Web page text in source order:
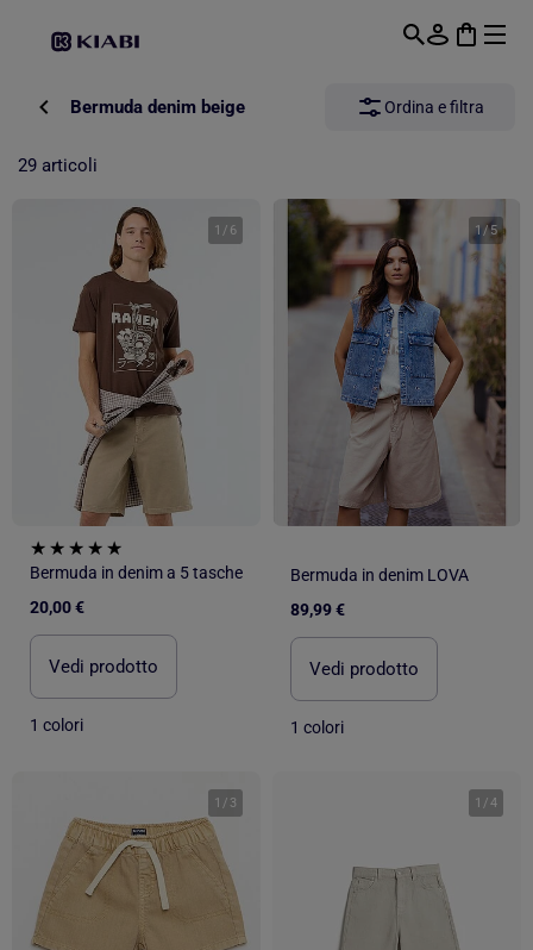
Bermuda denim beige Ordina e filtra
29 articoli
1 / 6
Bermuda in denim a 5 tasche
20,00 €
Vedi prodotto
1 colori
1/5
Bermuda in denim LOVA
89,99 €
Vedi prodotto
1 colori
1 / 3 1 /4